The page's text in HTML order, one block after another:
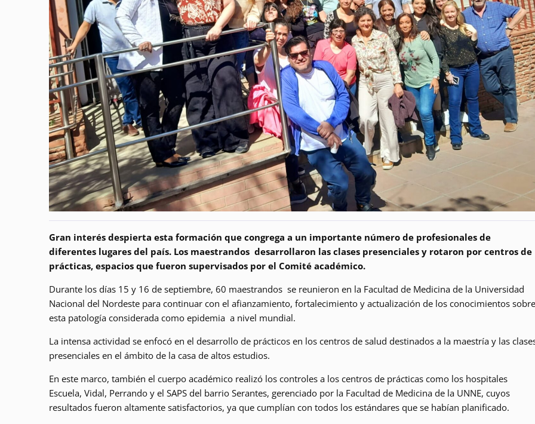
Gran interés despierta esta formación que congrega a un importante número de profesionales de
diferentes lugares del país. Los maestrandos desarrollaron las clases presenciales y rotaron por centros de
prácticas, espacios que fueron supervisados por el Comité académico.
Durante los días 15 y 16 de septiembre, 60 maestrandos se reunieron en la Facultad de Medicina de la Universidad
Nacional del Nordeste para continuar con el afianzamiento, fortalecimiento y actualización de los conocimientos sobre
esta patología considerada como epidemia a nivel mundial.
La intensa actividad se enfocó en el desarrollo de prácticos en los centros de salud destinados a la maestría y las
presenciales en el ámbito de la casa de altos estudios.
En este marco, también el cuerpo académico realizó los controles a los centros de prácticas como los hospitales
Escuela, Vidal, Perrando y el SAPS del barrio Serantes, gerenciado por la Facultad de Medicina de la UNNE, cuyos
resultados fueron altamente satisfactorios, ya que cumplían con todos los estándares que se habían planificado.